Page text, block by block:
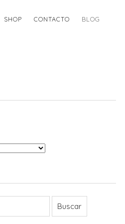
SHOP CONTACTO BLOG